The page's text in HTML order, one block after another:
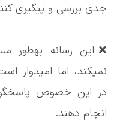
جدی بررسی و پیگیری
❌این رسانه بهطور
نمیکند، اما امیدوار
در این خصوص پاسخگو
انجام دهند.